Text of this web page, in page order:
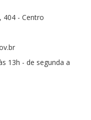
404 - Centro
13h - de segunda a